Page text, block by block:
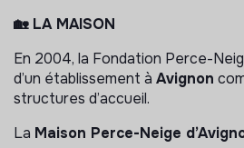
🏡 LA MAISON
En 2004, la Fondation Perce-
d’un établissement à Avignon
structures d’accueil.
La Maison Perce-Neige